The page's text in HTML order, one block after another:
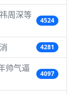
周深等
4524
4281
帅气逼
4097